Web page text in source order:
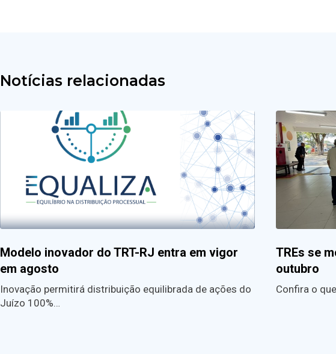
Notícias relacionadas
Modelo inovador do TRT-RJ entra em vigor
em agosto
Inovação permitirá distribuição equilibrada de ações do
Juízo 100%…
TREs se
outubro
Confira o